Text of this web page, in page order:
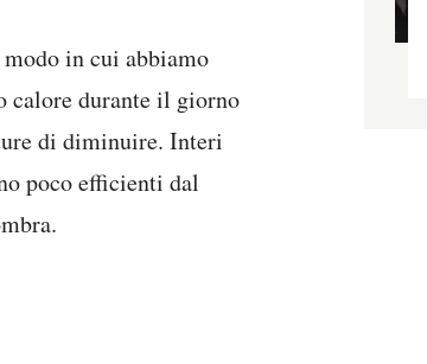
in cui abbiamo
calore durante il giorno
di diminuire. Interi
poco efficienti dal